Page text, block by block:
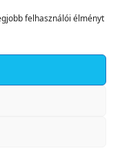
felhasználói élményt
✕